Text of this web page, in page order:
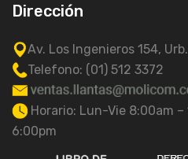
Dirección
Av. Los Ingenieros 154,
Telefono: (01) 512 3372
Horario: Lun-Vie 8:00am –
6:00pm